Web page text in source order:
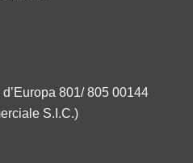
801/ 805 00144
S.I.C.)